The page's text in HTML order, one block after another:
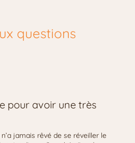
questions
pour avoir une très
jamais rêvé de se réveiller le